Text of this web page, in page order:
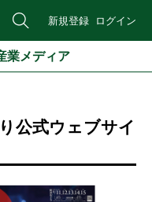
新規登録 ログイン
業メディア
公式ウェブサイ